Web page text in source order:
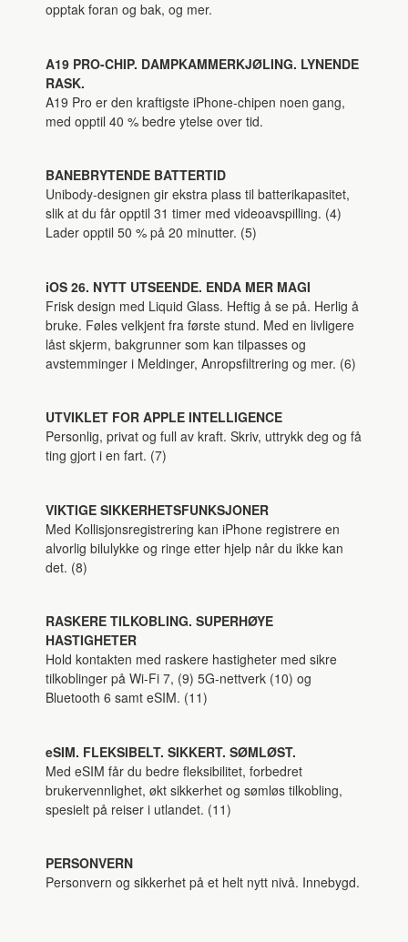
opptak foran og bak, og mer.
A19 PRO-CHIP. DAMPKAMMERKJØLING. LYNENDE
RASK.
A19 Pro er den kraftigste iPhone-chipen noen gang,
med opptil 40 % bedre ytelse over tid.
BANEBRYTENDE BATTERTID
Unibody-designen gir ekstra plass til batterikapasitet,
slik at du får opptil 31 timer med videoavspilling. (4)
Lader opptil 50 % på 20 minutter. (5)
iOS 26. NYTT UTSEENDE. ENDA MER MAGI
Frisk design med Liquid Glass. Heftig å se på. Herlig å
bruke. Føles velkjent fra første stund. Med en livligere
låst skjerm, bakgrunner som kan tilpasses og
avstemminger i Meldinger, Anropsfiltrering og mer. (6)
UTVIKLET FOR APPLE INTELLIGENCE
Personlig, privat og full av kraft. Skriv, uttrykk deg og få
ting gjort i en fart. (7)
VIKTIGE SIKKERHETSFUNKSJONER
Med Kollisjonsregistrering kan iPhone registrere en
alvorlig bilulykke og ringe etter hjelp når du ikke kan
det. (8)
RASKERE TILKOBLING. SUPERHØYE
HASTIGHETER
Hold kontakten med raskere hastigheter med sikre
tilkoblinger på Wi-Fi 7, (9) 5G-nettverk (10) og
Bluetooth 6 samt eSIM. (11)
eSIM. FLEKSIBELT. SIKKERT. SØMLØST.
Med eSIM får du bedre fleksibilitet, forbedret
brukervennlighet, økt sikkerhet og sømløs tilkobling,
spesielt på reiser i utlandet. (11)
PERSONVERN
Personvern og sikkerhet på et helt nytt nivå. Innebygd.